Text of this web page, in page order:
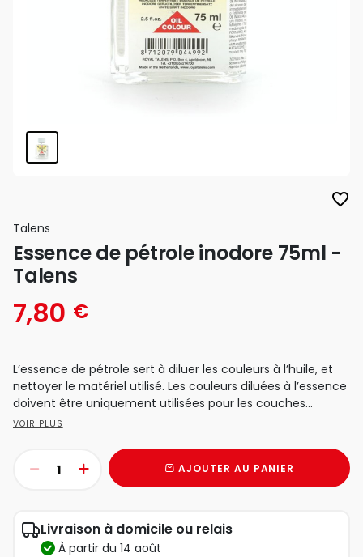
favorite_border
Talens
Essence de pétrole inodore 75ml -
Talens
7,80 €
L’essence de pétrole sert à diluer les couleurs à l’huile, et
nettoyer le matériel utilisé. Les couleurs diluées à l’essence
doivent être uniquement utilisées pour les couches...
VOIR PLUS
AJOUTER AU PANIER
Livraison à domicile ou relais
à partir du 14 août